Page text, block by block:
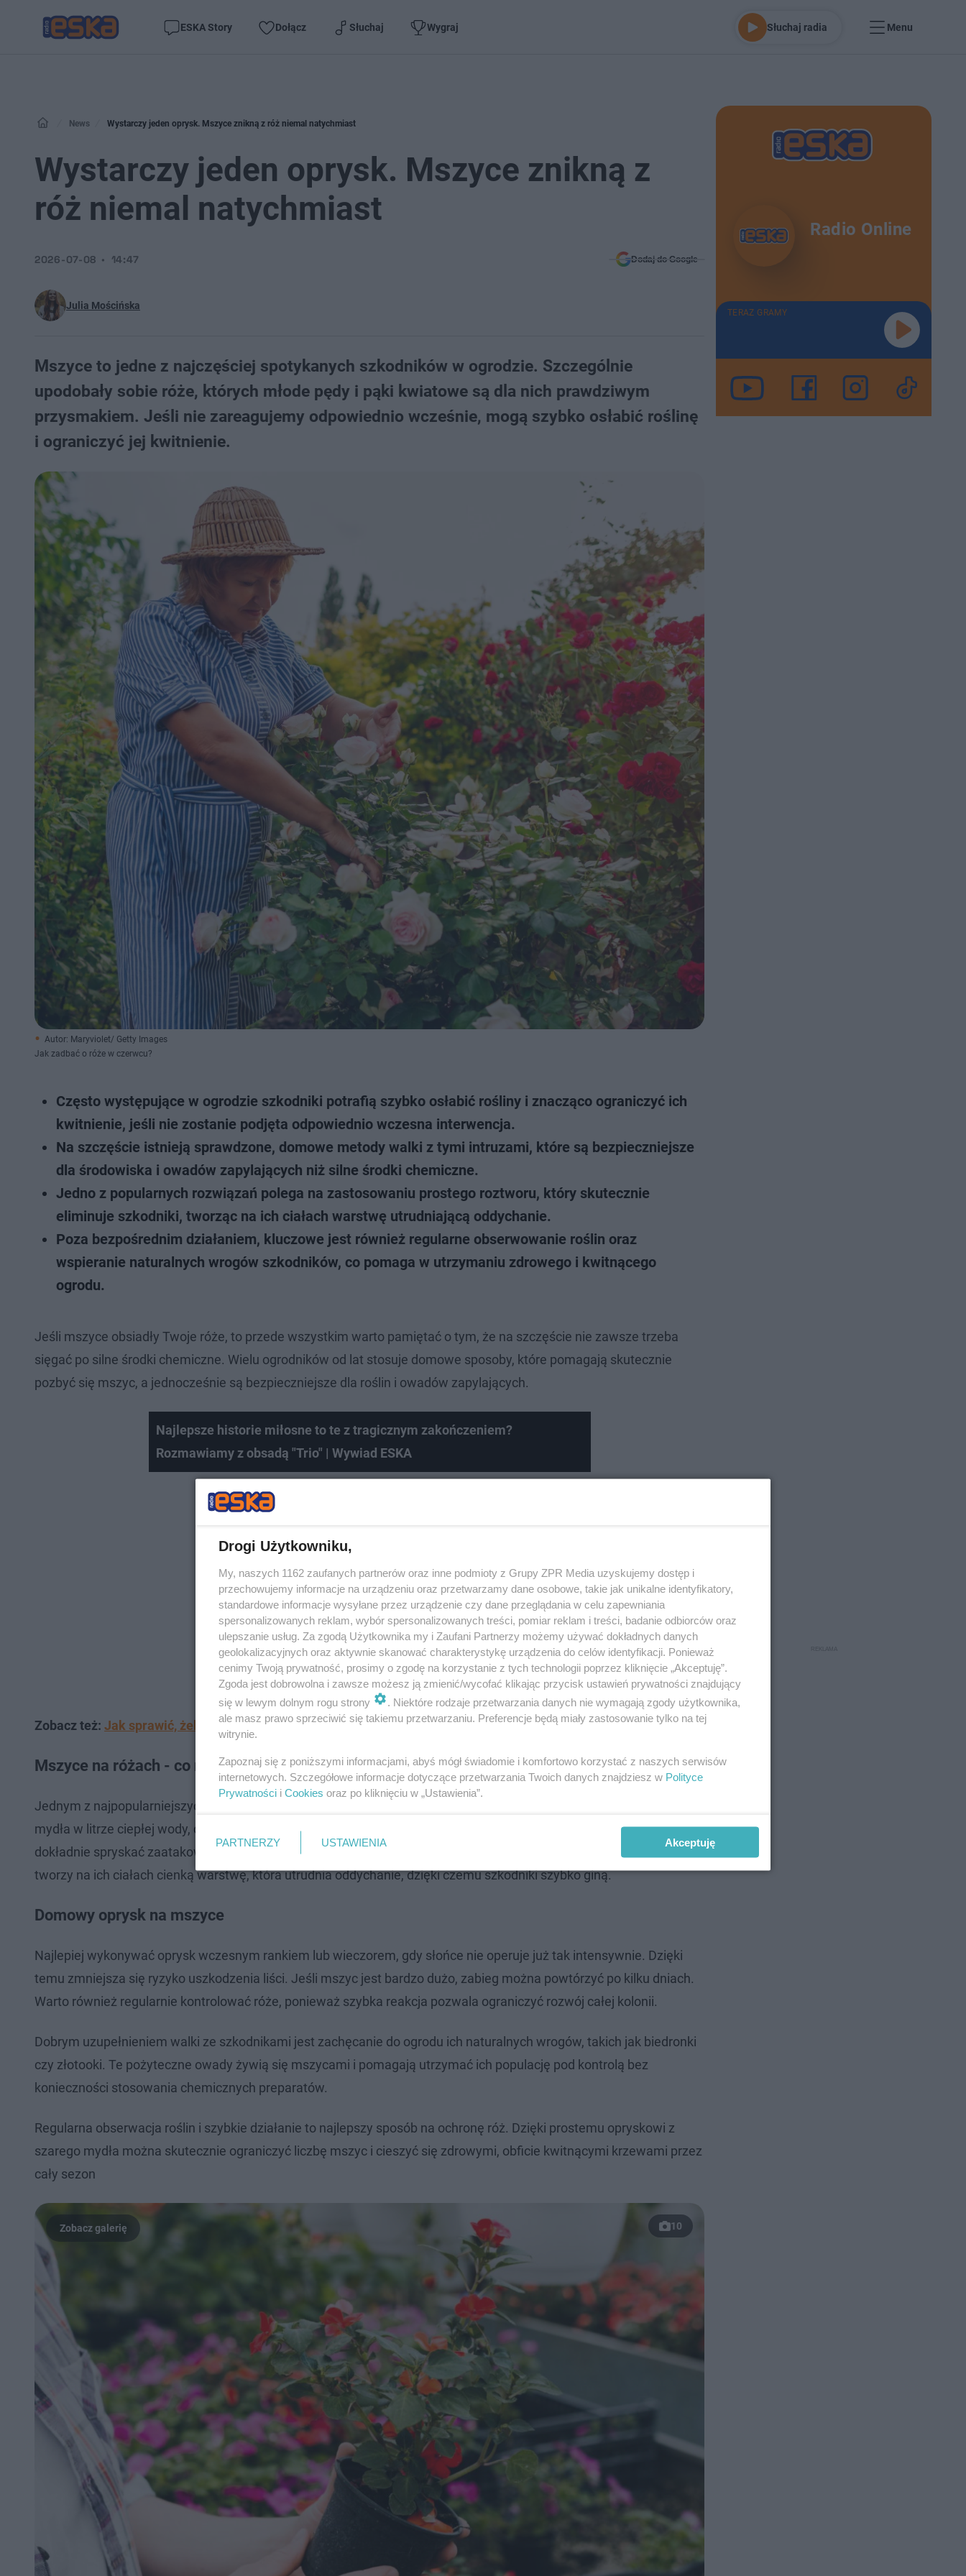
ESKA Story Dołącz Słuchaj Wygraj Słuchaj radia Menu
News Wystarczy jeden oprysk. Mszyce znikną z róż niemal natychmiast
Wystarczy jeden oprysk. Mszyce znikną z
róż niemal natychmiast
Julia Mościńska
2026-07-08 14:47 Dodaj do Google
Mszyce to jedne z najczęściej spotykanych szkodników w ogrodzie. Szczególnie
upodobały sobie róże, których młode pędy i pąki kwiatowe są dla nich prawdziwym
przysmakiem. Jeśli nie zareagujemy odpowiednio wcześnie, mogą szybko osłabić roślinę
i ograniczyć jej kwitnienie.
Autor: Maryviolet/ Getty Images
Jak zadbać o róże w czerwcu?
Często występujące w ogrodzie szkodniki potrafią szybko osłabić rośliny i znacząco ograniczyć ich
kwitnienie, jeśli nie zostanie podjęta odpowiednio wczesna interwencja.
Na szczęście istnieją sprawdzone, domowe metody walki z tymi intruzami, które są bezpieczniejsze
dla środowiska i owadów zapylających niż silne środki chemiczne.
Jedno z popularnych rozwiązań polega na zastosowaniu prostego roztworu, który skutecznie
eliminuje szkodniki, tworząc na ich ciałach warstwę utrudniającą oddychanie.
Poza bezpośrednim działaniem, kluczowe jest również regularne obserwowanie roślin oraz
wspieranie naturalnych wrogów szkodników, co pomaga w utrzymaniu zdrowego i kwitnącego
ogrodu.
Jeśli mszyce obsiadły Twoje róże, to przede wszystkim warto pamiętać o tym, że na szczęście nie zawsze trzeba
sięgać po silne środki chemiczne. Wielu ogrodników od lat stosuje domowe sposoby, które pomagają skutecznie
pozbyć się mszyc, a jednocześnie są bezpieczniejsze dla roślin i owadów zapylających.
Najlepsze historie miłosne to te z tragicznym zakończeniem?
Rozmawiamy z obsadą "Trio" | Wywiad ESKA
Zobacz też: Jak sprawić, żeby pelargonie kwitły aż do jesieni? Ogrodnicy zdradzają prosty sposób
Mszyce na różach - co robić?
Jednym z najpopularniejszych rozwiązań jest oprysk z szarego mydła. Wystarczy rozpuścić około 20-30 g szarego
mydła w litrze ciepłej wody, dokładnie wymieszać i po ostudzeniu przelać roztwór do opryskiwacza. Następnie należy
dokładnie spryskać zaatakowane pędy oraz spodnią stronę liści, gdzie mszyce najczęściej się gromadzą. Mydło
tworzy na ich ciałach cienką warstwę, która utrudnia oddychanie, dzięki czemu szkodniki szybko giną.
Domowy oprysk na mszyce
Najlepiej wykonywać oprysk wczesnym rankiem lub wieczorem, gdy słońce nie operuje już tak intensywnie. Dzięki
temu zmniejsza się ryzyko uszkodzenia liści. Jeśli mszyc jest bardzo dużo, zabieg można powtórzyć po kilku dniach.
Warto również regularnie kontrolować róże, ponieważ szybka reakcja pozwala ograniczyć rozwój całej kolonii.
Dobrym uzupełnieniem walki ze szkodnikami jest zachęcanie do ogrodu ich naturalnych wrogów, takich jak biedronki
czy złotooki. Te pożyteczne owady żywią się mszycami i pomagają utrzymać ich populację pod kontrolą bez
konieczności stosowania chemicznych preparatów.
Regularna obserwacja roślin i szybkie działanie to najlepszy sposób na ochronę róż. Dzięki prostemu opryskowi z
szarego mydła można skutecznie ograniczyć liczbę mszyc i cieszyć się zdrowymi, obficie kwitnącymi krzewami przez
cały sezon
10
Radio Online
TERAZ GRAMY
Drogi Użytkowniku,
My, naszych 1162 zaufanych partnerów oraz inne podmioty z Grupy ZPR Media uzyskujemy dostęp i
przechowujemy informacje na urządzeniu oraz przetwarzamy dane osobowe, takie jak unikalne identyfikatory,
standardowe informacje wysyłane przez urządzenie czy dane przeglądania w celu zapewniania
spersonalizowanych reklam, wybór spersonalizowanych treści, pomiar reklam i treści, badanie odbiorców oraz
ulepszanie usług. Za zgodą Użytkownika my i Zaufani Partnerzy możemy używać dokładnych danych
geolokalizacyjnych oraz aktywnie skanować charakterystykę urządzenia do celów identyfikacji. Ponieważ
cenimy Twoją prywatność, prosimy o zgodę na korzystanie z tych technologii poprzez kliknięcie „Akceptuję”.
Zgoda jest dobrowolna i zawsze możesz ją zmienić/wycofać klikając przycisk ustawień prywatności znajdujący
się w lewym dolnym rogu strony
. Niektóre rodzaje przetwarzania danych nie wymagają zgody użytkownika,
ale masz prawo sprzeciwić się takiemu przetwarzaniu. Preferencje będą miały zastosowanie tylko na tej
witrynie.
Zapoznaj się z poniższymi informacjami, abyś mógł świadomie i komfortowo korzystać z naszych serwisów
internetowych. Szczegółowe informacje dotyczące przetwarzania Twoich danych znajdziesz w Polityce
Prywatności i Cookies oraz po kliknięciu w „Ustawienia”.
PARTNERZY USTAWIENIA Akceptuję